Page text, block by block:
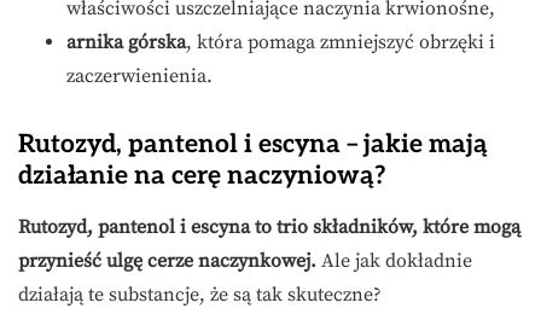
właściwości uszczelniające naczynia krwionośne,
arnika górska, która pomaga zmniejszyć obrzęki i
zaczerwienienia.
Rutozyd, pantenol i escyna – jakie mają
działanie na cerę naczyniową?
Rutozyd, pantenol i escyna to trio składników, które mogą
przynieść ulgę cerze naczynkowej. Ale jak dokładnie
działają te substancje, że są tak skuteczne?